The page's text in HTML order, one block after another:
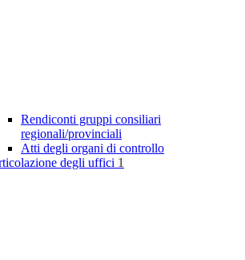
Rendiconti gruppi consiliari
regionali/provinciali
Atti degli organi di controllo
degli uffici 1